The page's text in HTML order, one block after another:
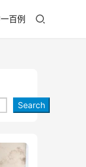
百例
Search